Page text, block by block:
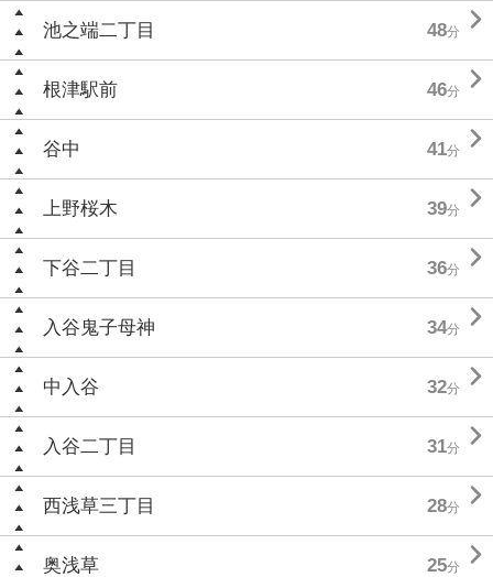
池之端二丁目 48分 
根津駅前 46分 
谷中 41分 
上野桜木 39分 
下谷二丁目 36分 
入谷鬼子母神 34分 
中入谷 32分 
入谷二丁目 31分 
西浅草三丁目 28分 
奥浅草 25分 